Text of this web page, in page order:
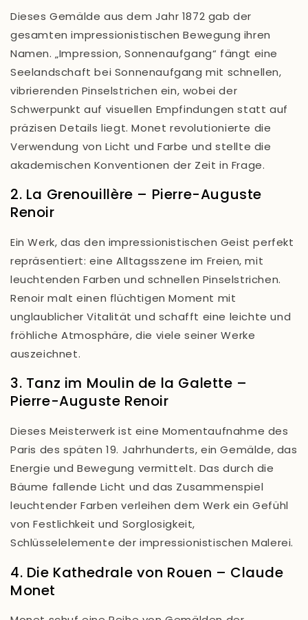
Dieses Gemälde aus dem Jahr 1872 gab der
gesamten impressionistischen Bewegung ihren
Namen. „Impression, Sonnenaufgang“ fängt eine
Seelandschaft bei Sonnenaufgang mit schnellen,
vibrierenden Pinselstrichen ein, wobei der
Schwerpunkt auf visuellen Empfindungen statt auf
präzisen Details liegt. Monet revolutionierte die
Verwendung von Licht und Farbe und stellte die
akademischen Konventionen der Zeit in Frage.
2. La Grenouillère – Pierre-Auguste
Renoir
Ein Werk, das den impressionistischen Geist perfekt
repräsentiert: eine Alltagsszene im Freien, mit
leuchtenden Farben und schnellen Pinselstrichen.
Renoir malt einen flüchtigen Moment mit
unglaublicher Vitalität und schafft eine leichte und
fröhliche Atmosphäre, die viele seiner Werke
auszeichnet.
3. Tanz im Moulin de la Galette –
Pierre-Auguste Renoir
Dieses Meisterwerk ist eine Momentaufnahme des
Paris des späten 19. Jahrhunderts, ein Gemälde, das
Energie und Bewegung vermittelt. Das durch die
Bäume fallende Licht und das Zusammenspiel
leuchtender Farben verleihen dem Werk ein Gefühl
von Festlichkeit und Sorglosigkeit,
Schlüsselelemente der impressionistischen Malerei.
4. Die Kathedrale von Rouen – Claude
Monet